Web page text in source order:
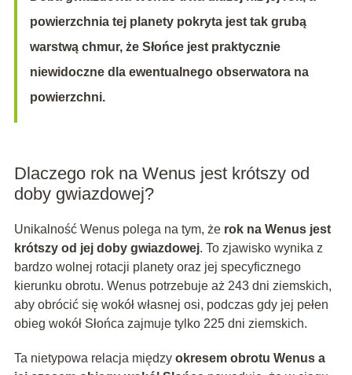
powierzchnia tej planety pokryta jest tak grubą
warstwą chmur, że Słońce jest praktycznie
niewidoczne dla ewentualnego obserwatora na
powierzchni.
Dlaczego rok na Wenus jest krótszy od
doby gwiazdowej?
Unikalność Wenus polega na tym, że rok na Wenus jest
krótszy od jej doby gwiazdowej. To zjawisko wynika z
bardzo wolnej rotacji planety oraz jej specyficznego
kierunku obrotu. Wenus potrzebuje aż 243 dni ziemskich,
aby obrócić się wokół własnej osi, podczas gdy jej pełen
obieg wokół Słońca zajmuje tylko 225 dni ziemskich.
Ta nietypowa relacja między okresem obrotu Wenus a